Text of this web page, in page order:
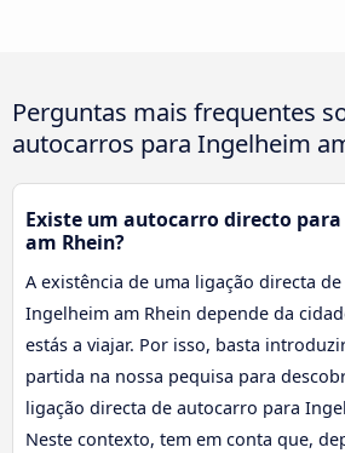
Perguntas mais frequentes
autocarros para Ingelheim
Existe um autocarro directo
am Rhein?
A existência de uma ligação directa
Ingelheim am Rhein depende da
estás a viajar. Por isso, basta
partida na nossa pequisa para
ligação directa de autocarro para
Neste contexto, tem em conta que,